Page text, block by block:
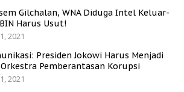
Gilchalan, WNA Diduga Intel Keluar-
Harus Usut!
2021
Presiden Jokowi Harus Menjadi
Pemberantasan Korupsi
2021